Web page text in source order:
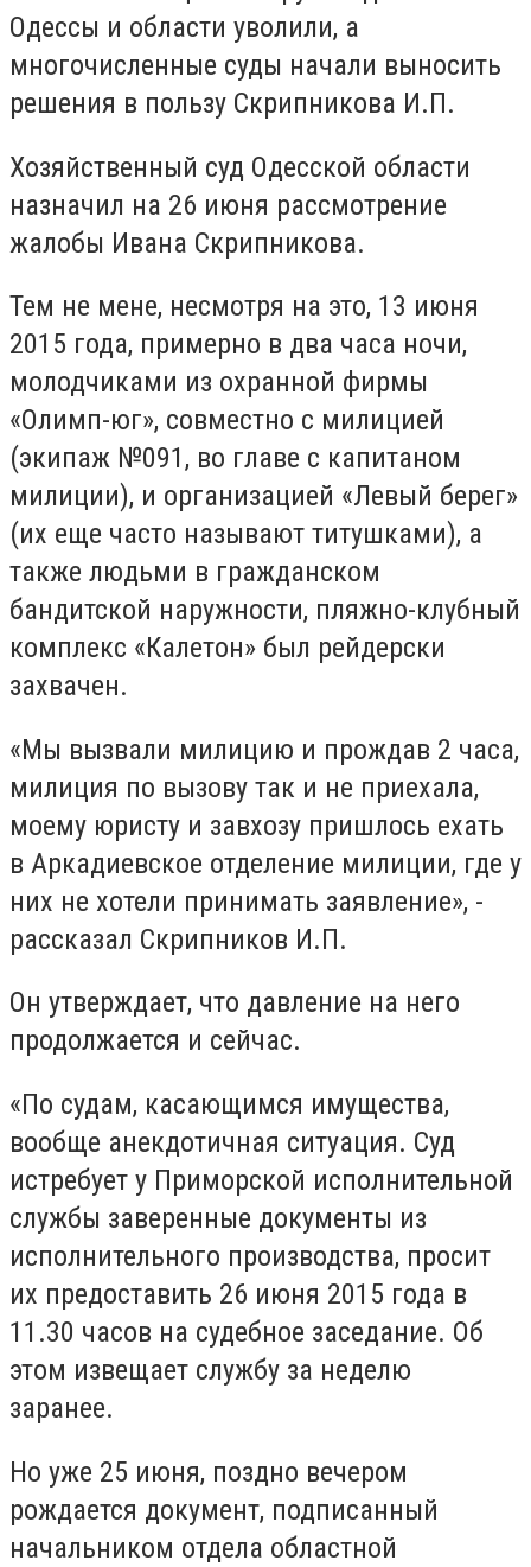
Одессы и области уволили, а
многочисленные суды начали выносить
решения в пользу Скрипникова И.П.
Хозяйственный суд Одесской области
назначил на 26 июня рассмотрение
жалобы Ивана Скрипникова.
Тем не мене, несмотря на это, 13 июня
2015 года, примерно в два часа ночи,
молодчиками из охранной фирмы
«Олимп-юг», совместно с милицией
(экипаж №091, во главе с капитаном
милиции), и организацией «Левый берег»
(их еще часто называют титушками), а
также людьми в гражданском
бандитской наружности, пляжно-клубный
комплекс «Калетон» был рейдерски
захвачен.
«Мы вызвали милицию и прождав 2 часа,
милиция по вызову так и не приехала,
моему юристу и завхозу пришлось ехать
в Аркадиевское отделение милиции, где у
них не хотели принимать заявление», -
рассказал Скрипников И.П.
Он утверждает, что давление на него
продолжается и сейчас.
«По судам, касающимся имущества,
вообще анекдотичная ситуация. Суд
истребует у Приморской исполнительной
службы заверенные документы из
исполнительного производства, просит
их предоставить 26 июня 2015 года в
11.30 часов на судебное заседание. Об
этом извещает службу за неделю
заранее.
Но уже 25 июня, поздно вечером
рождается документ, подписанный
начальником отдела областной